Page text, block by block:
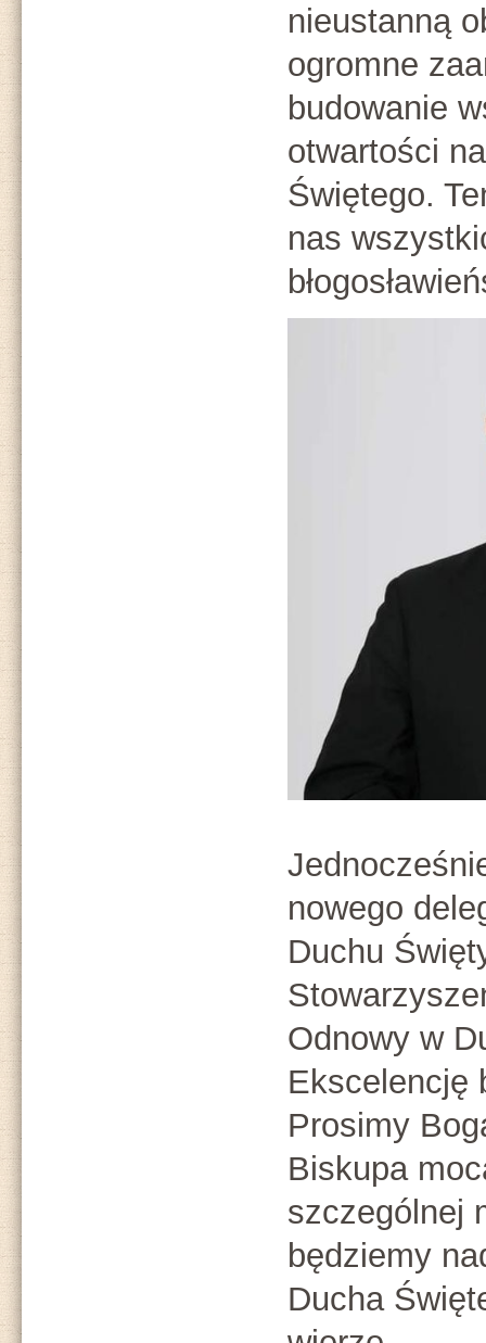
nieustanną
ogromne
budowanie
otwartości
Świętego.
nas
nowego
Duchu
Odnowy w
Ekscelencję
Prosimy
Biskupa
szczególnej
będziemy
Ducha